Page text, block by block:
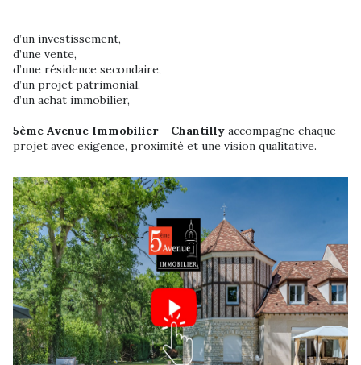
d’un investissement,
d’une vente,
d’une résidence secondaire,
d’un projet patrimonial,
d’un achat immobilier,
5ème Avenue Immobilier – Chantilly accompagne chaque
projet avec exigence, proximité et une vision qualitative.